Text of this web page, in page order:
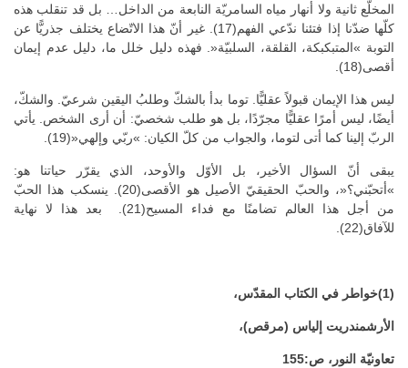
المخلّع ثانية ولا أنهار مياه السامريّة النابعة من الداخل… بل قد تنقلب هذه
كلّها ضدّنا إذا فتئنا ندّعي الفهم(17). غير أنّ هذا الاتّضاع يختلف جذريًّا عن
التوبة »المتبكبكة، القلقة، السلبيّة«. فهذه دليل خلل ما، دليل عدم إيمان
أقصى(18).
ليس هذا الإيمان قبولاً عقليًّا. توما بدأ بالشكّ وطلبُ اليقين شرعيّ. والشكّ،
أيضًا، ليس أمرًا عقليًّا مجرّدًا، بل هو طلب شخصيّ: أن أرى الشخص. يأتي
الربّ إلينا كما أتى لتوما، والجواب من كلّ الكيان: »ربّي وإلهي«(19).
يبقى أنّ السؤال الأخير، بل الأوّل والأوحد، الذي يقرّر حياتنا هو:
»أتحبّني؟«، والحبّ الحقيقيّ الأصيل هو الأقصى(20). ينسكب هذا الحبّ
من أجل هذا العالم تضامنًا مع فداء المسيح(21). بعد هذا لا نهاية
للآفاق(22).
(1) خواطر في الكتاب المقدّس،
الأرشمندريت إلياس (مرقص)،
تعاونيّة النور، ص:155